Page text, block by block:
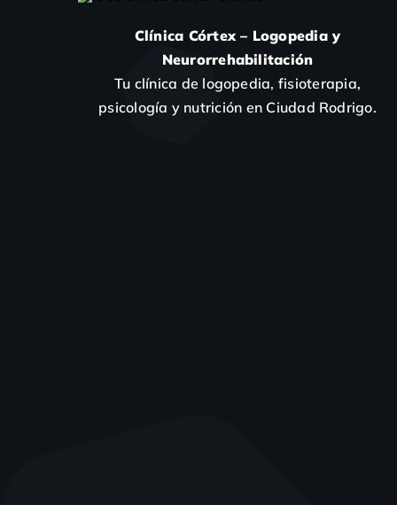
Clínica Córtex – Logopedia y
Neurorrehabilitación
Tu clínica de logopedia, fisioterapia,
psicología y nutrición en Ciudad Rodrigo.